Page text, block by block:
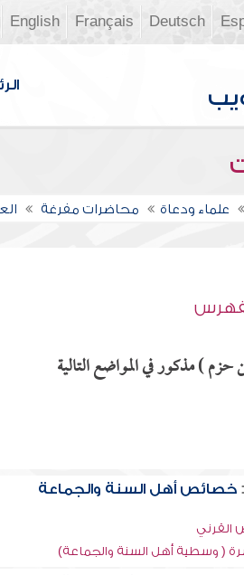
Deutsch
Français
English
علماء ودعاة محاضرات مفرغة
حزم ) مذكور في المواضع التالية
خصائص أهل السنة والجماعة
القرني
( وسطية أهل السنة والجماعة)